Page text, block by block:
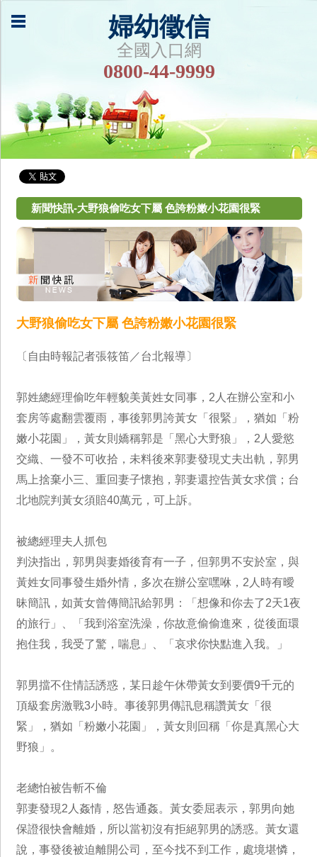
婦幼徵信
全國入口網
0800-44-9999
新聞快訊-大野狼偷吃女下屬 色誇粉嫩小花園很緊
大野狼偷吃女下屬 色誇粉嫩小花園很緊
〔自由時報記者張筱笛／台北報導〕
郭姓總經理偷吃年輕貌美黃姓女同事，2人在辦公室和小
套房等處翻雲覆雨，事後郭男誇黃女「很緊」，猶如「粉
嫩小花園」，黃女則嬌稱郭是「黑心大野狼」，2人愛慾
交織、一發不可收拾，未料後來郭妻發現丈夫出軌，郭男
馬上捨棄小三、重回妻子懷抱，郭妻還控告黃女求償；台
北地院判黃女須賠40萬元，可上訴。
被總經理夫人抓包
判決指出，郭男與妻婚後育有一子，但郭男不安於室，與
黃姓女同事發生婚外情，多次在辦公室嘿咻，2人時有曖
昧簡訊，如黃女曾傳簡訊給郭男：「想像和你去了2天1夜
的旅行」、「我到浴室洗澡，你故意偷偷進來，從後面環
抱住我，我受了驚，喘息」、「哀求你快點進入我。」
郭男擋不住情話誘惑，某日趁午休帶黃女到要價9千元的
頂級套房激戰3小時。事後郭男傳訊息稱讚黃女「很
緊」，猶如「粉嫩小花園」，黃女則回稱「你是真黑心大
野狼」。
老總怕被告斬不倫
郭妻發現2人姦情，怒告通姦。黃女委屈表示，郭男向她
保證很快會離婚，所以當初沒有拒絕郭男的誘惑。黃女還
說，事發後被迫離開公司，至今找不到工作，處境堪憐，